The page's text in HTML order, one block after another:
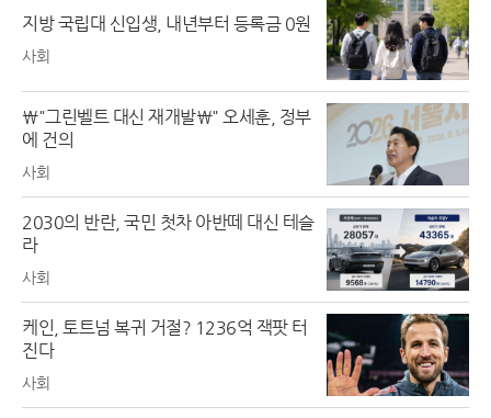
지방 국립대 신입생, 내년부터 등록금 0원
사회
\"그린벨트 대신 재개발\" 오세훈, 정부
에 건의
사회
2030의 반란, 국민 첫차 아반떼 대신 테슬
라
사회
케인, 토트넘 복귀 거절? 1236억 잭팟 터
진다
사회